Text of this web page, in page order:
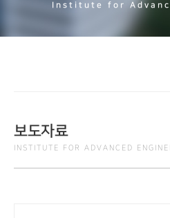
Institute for
보도자료
INSTITUTE FOR ADVANCED